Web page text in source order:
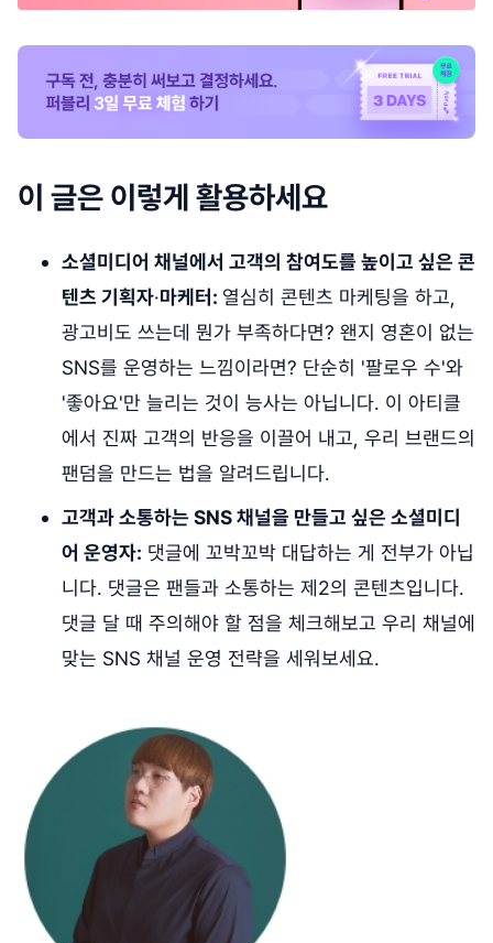
이 글은 이렇게 활용하세요
소셜미디어 채널에서 고객의 참여도를 높이고 싶은 콘
텐츠 기획자·마케터: 열심히 콘텐츠 마케팅을 하고,
광고비도 쓰는데 뭔가 부족하다면? 왠지 영혼이 없는
SNS를 운영하는 느낌이라면? 단순히 '팔로우 수'와
'좋아요'만 늘리는 것이 능사는 아닙니다. 이 아티클
에서 진짜 고객의 반응을 이끌어 내고, 우리 브랜드의
팬덤을 만드는 법을 알려드립니다.
고객과 소통하는 SNS 채널을 만들고 싶은 소셜미디
어 운영자: 댓글에 꼬박꼬박 대답하는 게 전부가 아닙
니다. 댓글은 팬들과 소통하는 제2의 콘텐츠입니다.
댓글 달 때 주의해야 할 점을 체크해보고 우리 채널에
맞는 SNS 채널 운영 전략을 세워보세요.